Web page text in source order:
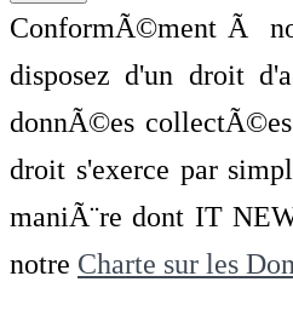
ConformÃ©ment Ã
disposez d'un droit
donnÃ©es
droit s'exerce par
maniÃ¨re dont IT
notre Charte sur les